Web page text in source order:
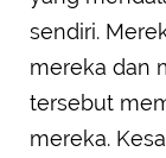
sendiri.
mereka dan
tersebut
mereka.